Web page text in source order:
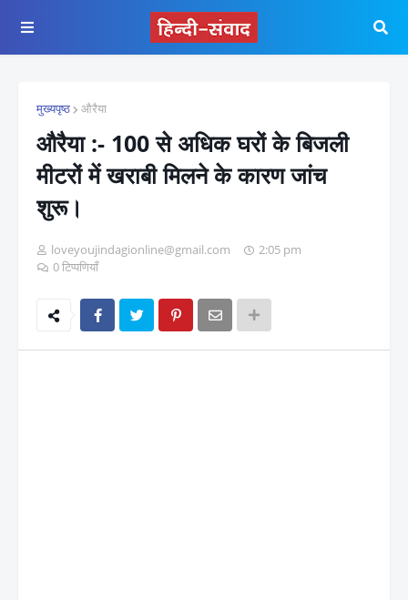
मुख्यपृष्ठ औरैया
औरैया :- 100 से अधिक घरों के बिजली
मीटरों में खराबी मिलने के कारण जांच
शुरू।
loveyoujindagionline@gmail.com
2:05 pm
0 टिप्पणियाँ